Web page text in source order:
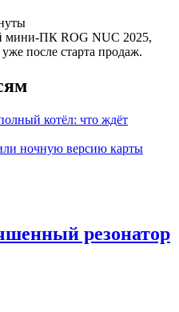
мини-ПК ROG NUC 2025,
после старта продаж.
котёл: что ждёт
ночную версию карты
резонатор